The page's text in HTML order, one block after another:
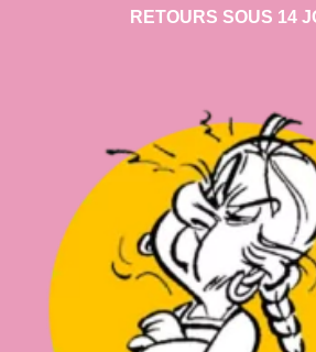
RETOURS SOUS 14